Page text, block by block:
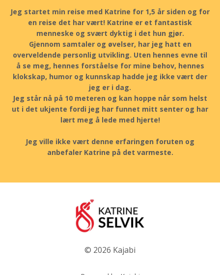
Jeg startet min reise med Katrine for 1,5 år siden og for
en reise det har vært! Katrine er et fantastisk
menneske og svært dyktig i det hun gjør.
Gjennom samtaler og øvelser, har jeg hatt en
overveldende personlig utvikling. Uten hennes evne til
å se meg, hennes forståelse for mine behov, hennes
klokskap, humor og kunnskap hadde jeg ikke vært der
jeg er i dag.
Jeg står nå på 10 meteren og kan hoppe når som helst
ut i det ukjente fordi jeg har funnet mitt senter og har
lært meg å lede med hjerte!
Jeg ville ikke vært denne erfaringen foruten og
anbefaler Katrine på det varmeste.
© 2026 Kajabi